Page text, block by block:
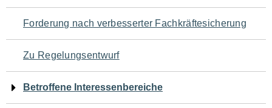
Navigation
für
den
Seiteninhalt
Forderung nach verbesserter Fachkräftesicherung
Zu Regelungsentwurf
Betroffene Interessenbereiche